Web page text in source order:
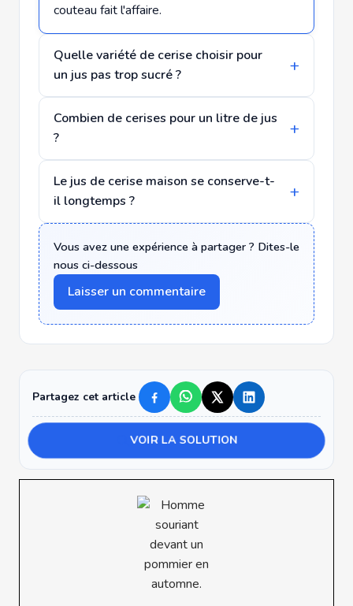
couteau fait l'affaire.
Quelle variété de cerise choisir pour
un jus pas trop sucré ?
Combien de cerises pour un litre de jus
?
Le jus de cerise maison se conserve-t-
il longtemps ?
Vous avez une expérience à partager ? Dites-le
nous ci-dessous
Laisser un commentaire
Partagez cet article
VOIR LA SOLUTION